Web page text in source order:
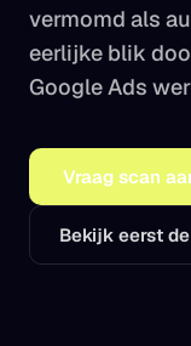
Rapportage &
Design &
vermomd als
eerlijke blik
Google Ads
Vraag scan
Bekijk eerst